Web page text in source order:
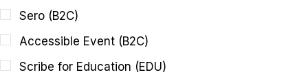
Sero (B2C)
Accessible Event (B2C)
Scribe for Education (EDU)